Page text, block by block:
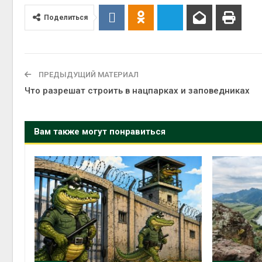
Поделиться
ПРЕДЫДУЩИЙ МАТЕРИАЛ
Что разрешат строить в нацпарках и заповедниках
Вам также могут понравиться